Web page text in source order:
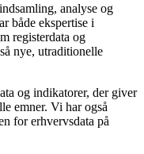
analyse og
både ekspertise i
registerdata og
nye, utraditionelle
og indikatorer, der giver
emner. Vi har også
for erhvervsdata på